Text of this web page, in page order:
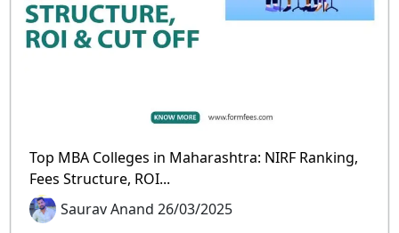
Top MBA Colleges in Maharashtra: NIRF Ranking,
Fees Structure, ROI...
Saurav Anand 26/03/2025